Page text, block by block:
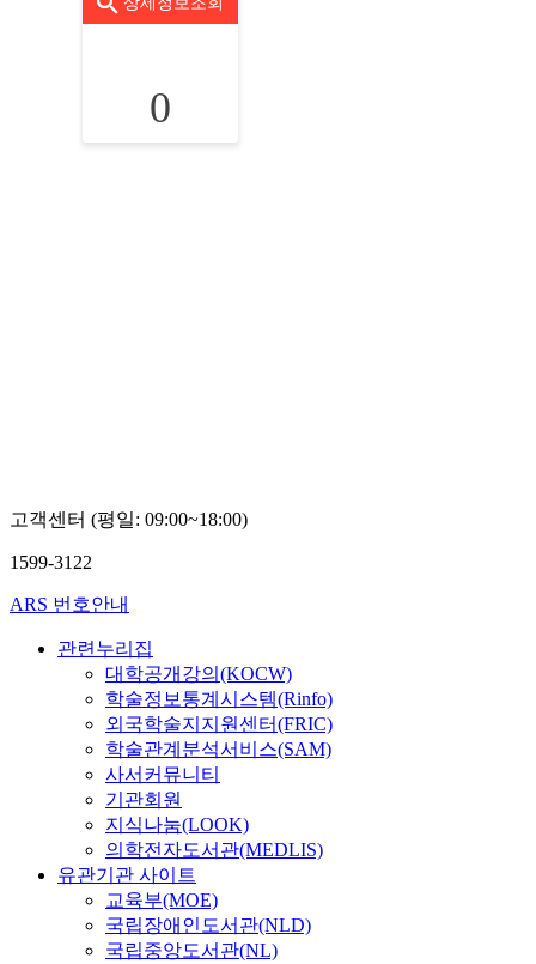
0
고객센터 (평일: 09:00~18:00)
1599-3122
ARS 번호안내
관련누리집
대학공개강의(KOCW)
학술정보통계시스템(Rinfo)
외국학술지지원센터(FRIC)
학술관계분석서비스(SAM)
사서커뮤니티
기관회원
지식나눔(LOOK)
의학전자도서관(MEDLIS)
유관기관 사이트
교육부(MOE)
국립장애인도서관(NLD)
국립중앙도서관(NL)